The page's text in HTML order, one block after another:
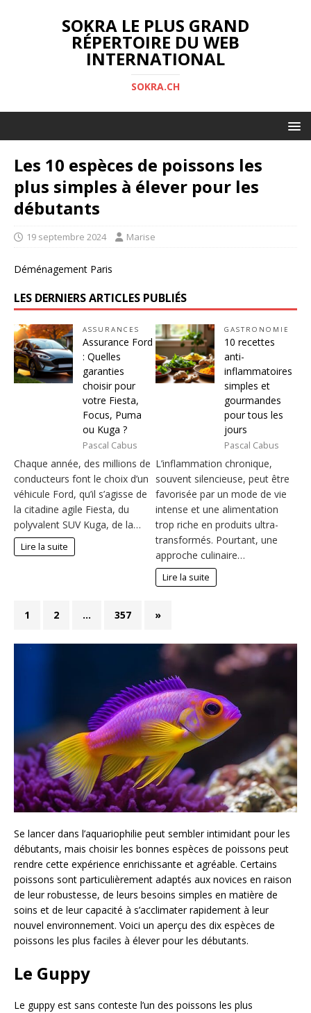
SOKRA LE PLUS GRAND
RÉPERTOIRE DU WEB
INTERNATIONAL
SOKRA.CH
Les 10 espèces de poissons les
plus simples à élever pour les
débutants
19 septembre 2024 Marise
Déménagement Paris
LES DERNIERS ARTICLES PUBLIÉS
ASSURANCES
Assurance Ford
: Quelles
garanties
choisir pour
votre Fiesta,
Focus, Puma
ou Kuga ?
Pascal Cabus
Chaque année, des millions de
conducteurs font le choix d’un
véhicule Ford, qu’il s’agisse de
la citadine agile Fiesta, du
polyvalent SUV Kuga, de la…
Lire la suite
GASTRONOMIE
10 recettes
anti-
inflammatoires
simples et
gourmandes
pour tous les
jours
Pascal Cabus
L’inflammation chronique,
souvent silencieuse, peut être
favorisée par un mode de vie
intense et une alimentation
trop riche en produits ultra-
transformés. Pourtant, une
approche culinaire…
Lire la suite
1 2 … 357 »
Se lancer dans l’aquariophilie peut sembler intimidant pour les
débutants, mais choisir les bonnes espèces de poissons peut
rendre cette expérience enrichissante et agréable. Certains
poissons sont particulièrement adaptés aux novices en raison
de leur robustesse, de leurs besoins simples en matière de
soins et de leur capacité à s’acclimater rapidement à leur
nouvel environnement. Voici un aperçu des dix espèces de
poissons les plus faciles à élever pour les débutants.
Le Guppy
Le guppy est sans conteste l’un des poissons les plus